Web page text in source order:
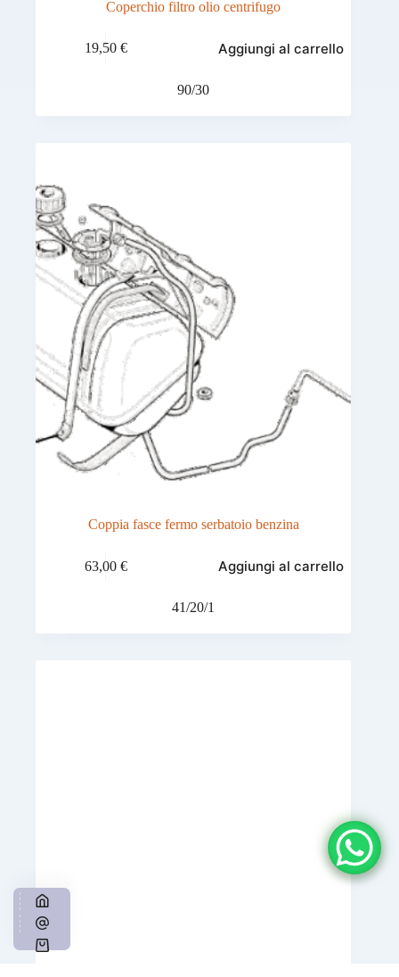
Coperchio filtro olio centrifugo
19,50 € Aggiungi al carrello
90/30
Coppia fasce fermo serbatoio benzina
63,00 € Aggiungi al carrello
41/20/1